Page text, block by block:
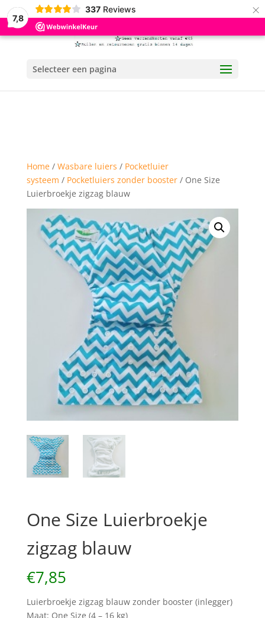
7,8
337 Reviews ×
Selecteer een pagina
Home/ Wasbare luiers / Pocketluier
systeem / Pocketluiers zonder booster/ One Size
Luierbroekje zigzag blauw
One Size Luierbroekje
zigzag blauw
€7,85
Luierbroekje zigzag blauw zonder booster (inlegger)
Maat: One Size (4 – 16 kg)